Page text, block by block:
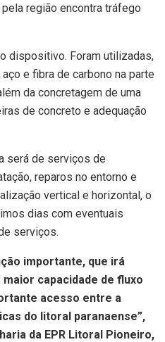
região encontra tráfego
dispositivo. Foram utilizadas,
e fibra de carbono na parte
da concretagem de uma
de concreto e adequação
será de serviços de
reparos no entorno e
vertical e horizontal, o
dias com eventuais
serviços.
importante, que irá
capacidade de fluxo
acesso entre a
do litoral paranaense”,
da EPR Litoral Pioneiro,